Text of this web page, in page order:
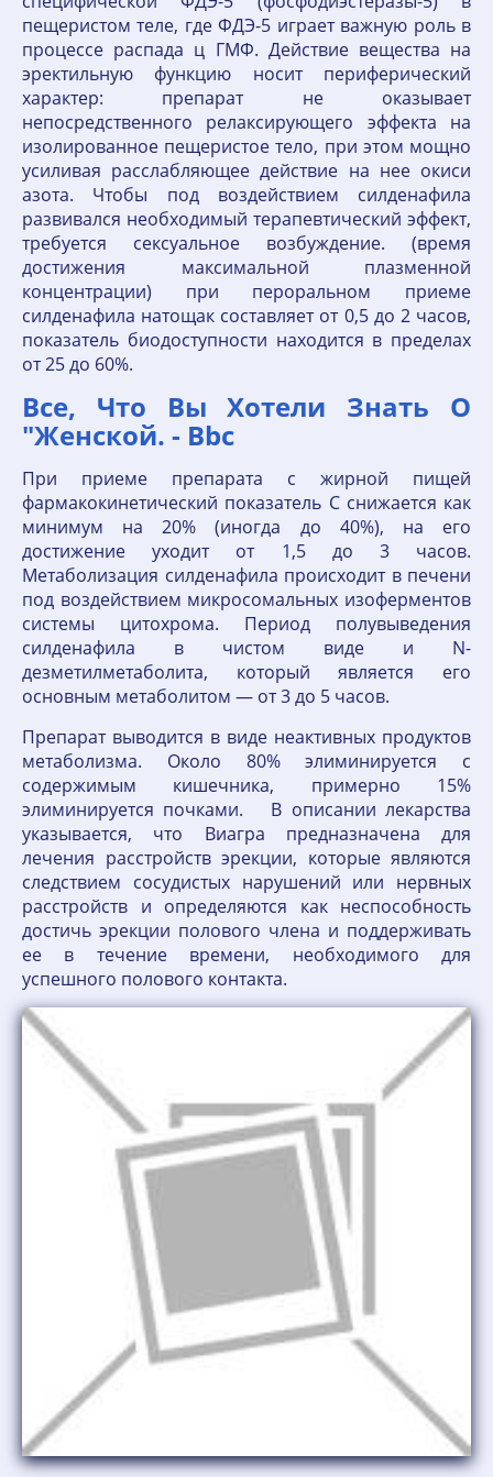
пещеристом теле, где ФДЭ-5 играет важную роль в
процессе распада ц ГМФ. Действие вещества на
эректильную функцию носит периферический
характер: препарат не оказывает
непосредственного релаксирующего эффекта на
изолированное пещеристое тело, при этом мощно
усиливая расслабляющее действие на нее окиси
азота. Чтобы под воздействием силденафила
развивался необходимый терапевтический эффект,
требуется сексуальное возбуждение. (время
достижения максимальной плазменной
концентрации) при пероральном приеме
силденафила натощак составляет от 0,5 до 2 часов,
показатель биодоступности находится в пределах
от 25 до 60%.
Все, Что Вы Хотели Знать О
"Женской. - Bbc
При приеме препарата с жирной пищей
фармакокинетический показатель C снижается как
минимум на 20% (иногда до 40%), на его
достижение уходит от 1,5 до 3 часов.
Метаболизация силденафила происходит в печени
под воздействием микросомальных изоферментов
системы цитохрома. Период полувыведения
силденафила в чистом виде и N-
дезметилметаболита, который является его
основным метаболитом — от 3 до 5 часов.
Препарат выводится в виде неактивных продуктов
метаболизма. Около 80% элиминируется с
содержимым кишечника, примерно 15%
элиминируется почками. В описании лекарства
указывается, что Виагра предназначена для
лечения расстройств эрекции, которые являются
следствием сосудистых нарушений или нервных
расстройств и определяются как неспособность
достичь эрекции полового члена и поддерживать
ее в течение времени, необходимого для
успешного полового контакта.